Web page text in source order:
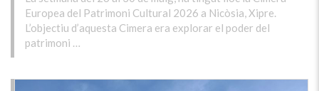
Europea del Patrimoni Cultural 2026 a Nicòsia, Xipre.
L’objectiu d’aquesta Cimera era explorar el poder del
patrimoni …